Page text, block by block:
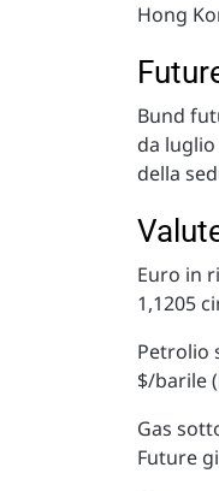
Hong
Bund
da
della
Euro in
1,1205
Petrolio
$/barile
Gas
Future